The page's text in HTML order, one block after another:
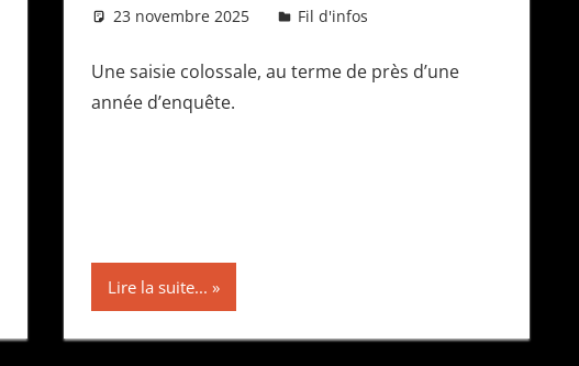
23 novembre 2025 Daniel
Fil d'infos
Une saisie colossale, au terme de près d’une
année d’enquête.
Lire la suite...